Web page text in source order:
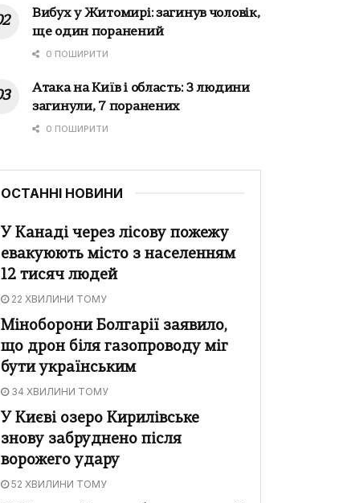
Вибух у Житомирі: загинув чоловік,
ще один поранений
0 ПОШИРИТИ
Атака на Київ і область: 3 людини
загинули, 7 поранених
0 ПОШИРИТИ
ОСТАННІ НОВИНИ
У Канаді через лісову пожежу
евакуюють місто з населенням
12 тисяч людей
22 ХВИЛИНИ ТОМУ
Міноборони Болгарії заявило,
що дрон біля газопроводу міг
бути українським
34 ХВИЛИНИ ТОМУ
У Києві озеро Кирилівське
знову забруднено після
ворожего удару
52 ХВИЛИНИ ТОМУ